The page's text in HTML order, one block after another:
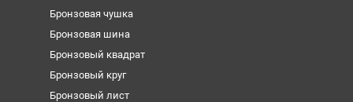
Бронзовая чушка
Бронзовая шина
Бронзовый квадрат
Бронзовый круг
Бронзовый лист